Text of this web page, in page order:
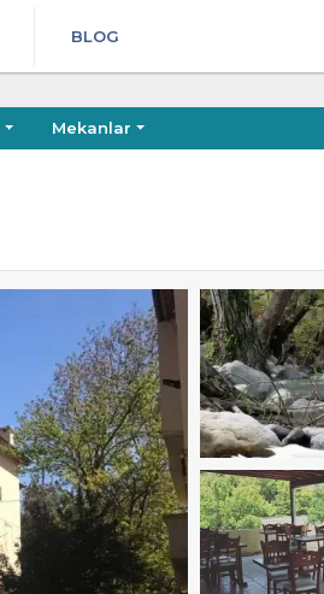
BLOG
Mekanlar